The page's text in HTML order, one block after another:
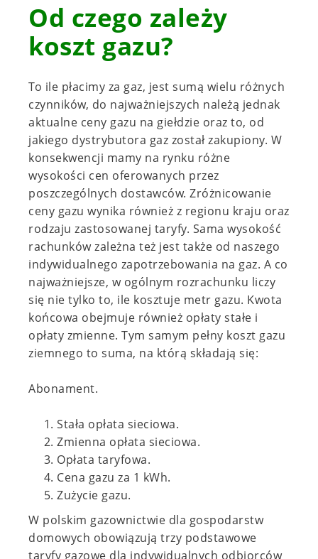
Od czego zależy
koszt gazu?
To ile płacimy za gaz, jest sumą wielu różnych
czynników, do najważniejszych należą jednak
aktualne ceny gazu na giełdzie oraz to, od
jakiego dystrybutora gaz został zakupiony. W
konsekwencji mamy na rynku różne
wysokości cen oferowanych przez
poszczególnych dostawców. Zróżnicowanie
ceny gazu wynika również z regionu kraju oraz
rodzaju zastosowanej taryfy. Sama wysokość
rachunków zależna też jest także od naszego
indywidualnego zapotrzebowania na gaz. A co
najważniejsze, w ogólnym rozrachunku liczy
się nie tylko to, ile kosztuje metr gazu. Kwota
końcowa obejmuje również opłaty stałe i
opłaty zmienne. Tym samym pełny koszt gazu
ziemnego to suma, na którą składają się:
Abonament.
Stała opłata sieciowa.
Zmienna opłata sieciowa.
Opłata taryfowa.
Cena gazu za 1 kWh.
Zużycie gazu.
W polskim gazownictwie dla gospodarstw
domowych obowiązują trzy podstawowe
taryfy gazowe dla indywidualnych odbiorców